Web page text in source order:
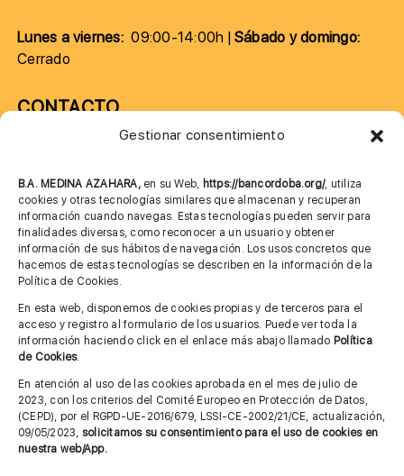
Gestionar consentimiento
B.A. MEDINA AZAHARA, en su Web, https://bancordoba.org/, utiliza
cookies y otras tecnologías similares que almacenan y recuperan
información cuando navegas. Estas tecnologías pueden servir para
finalidades diversas, como reconocer a un usuario y obtener
información de sus hábitos de navegación. Los usos concretos que
hacemos de estas tecnologías se describen en la información de la
Política de Cookies.
En esta web, disponemos de cookies propias y de terceros para el
acceso y registro al formulario de los usuarios. Puede ver toda la
información haciendo click en el enlace más abajo llamado Política
de Cookies.
En atención al uso de las cookies aprobada en el mes de julio de
2023, con los criterios del Comité Europeo en Protección de Datos,
(CEPD), por el RGPD-UE-2016/679, LSSI-CE-2002/21/CE, actualización,
09/05/2023, solicitamos su consentimiento para el uso de cookies en
nuestra web/App.
Lunes a viernes:09:00-14:00h |Sábado y domingo:
Cerrado
CONTACTO
685 901 226
MÁS INFORMACIÓN
Aviso legal
Política de privacidad
Cita previa FAGA